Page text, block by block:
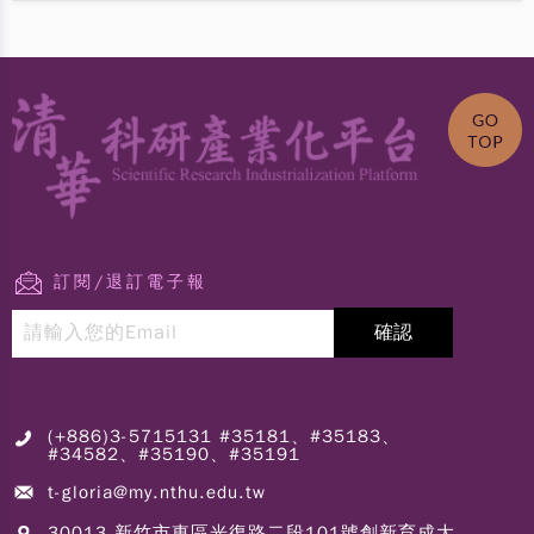
訂閱/退訂電子報
(+886)3-5715131 #35181、#35183、
#34582、#35190、#35191
t-gloria@my.nthu.edu.tw